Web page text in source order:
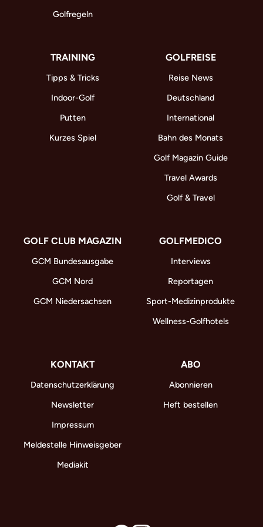
Golfregeln
TRAINING
Tipps & Tricks
Indoor-Golf
Putten
Kurzes Spiel
GOLFREISE
Reise News
Deutschland
International
Bahn des Monats
Golf Magazin Guide
Travel Awards
Golf & Travel
GOLF CLUB MAGAZIN
GCM Bundesausgabe
GCM Nord
GCM Niedersachsen
GOLFMEDICO
Interviews
Reportagen
Sport-Medizinprodukte
Wellness-Golfhotels
KONTAKT
Datenschutzerklärung
Newsletter
Impressum
Meldestelle Hinweisgeber
Mediakit
ABO
Abonnieren
Heft bestellen